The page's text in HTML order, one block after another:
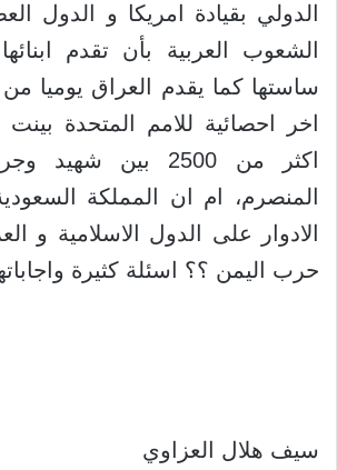
الدولي بقيادة امريكا و الدول
الشعوب العربية بأن تقدم
ساستها كما يقدم العراق يوميا
اخر احصائية للامم المتحدة
اكثر من 2500 بين
المنصرم، ام ان المملكة
الادوار على الدول الاسلامية و
حرب اليمن ؟؟ اسئلة كثيرة
سيف هلال العزاوي